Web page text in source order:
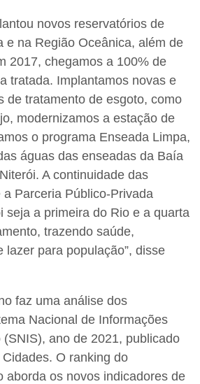
novos reservatórios de
e na Região Oceânica, além de
2017, chegamos a 100% de
tratada. Implantamos novas e
de tratamento de esgoto, como
modernizamos a estação de
o programa Enseada Limpa,
águas das enseadas da Baía
A continuidade das
Parceria Público-Privada
seja a primeira do Rio e a quarta
trazendo saúde,
lazer para população”, disse
faz uma análise dos
Nacional de Informações
ano de 2021, publicado
O ranking do
aborda os novos indicadores de